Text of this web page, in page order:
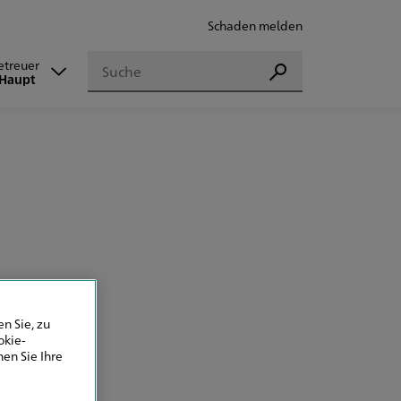
Schaden melden
Suchen
Suchen
Sie, zu
Sie Ihre